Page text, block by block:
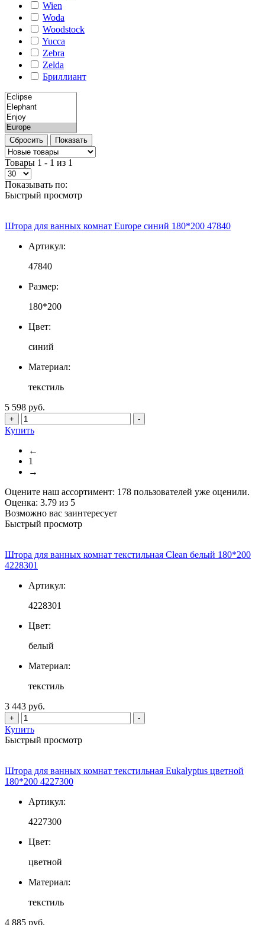
Wien
Woda
Woodstock
Yucca
Zebra
Zelda
Бриллиант
Товары 1 - 1 из 1
Показывать по:
Быстрый просмотр
Штора для ванных комнат Europe синий 180*200 47840
Артикул:
47840
Размер:
180*200
Цвет:
синий
Материал:
текстиль
5 598 руб.
+ -
Купить
←
1
→
Оцените наш ассортимент: 178 пользователей уже оценили.
Оценка: 3.79 из 5
Возможно вас заинтересует
Быстрый просмотр
Штора для ванных комнат текстильная Clean белый 180*200
4228301
Артикул:
4228301
Цвет:
белый
Материал:
текстиль
3 443 руб.
+ -
Купить
Быстрый просмотр
Штора для ванных комнат текстильная Eukalyptus цветной
180*200 4227300
Артикул:
4227300
Цвет:
цветной
Материал:
текстиль
4 885 руб.